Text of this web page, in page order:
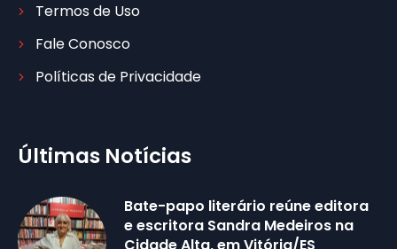
Termos de Uso
Fale Conosco
Políticas de Privacidade
Últimas Notícias
Bate-papo literário reúne editora
e escritora Sandra Medeiros na